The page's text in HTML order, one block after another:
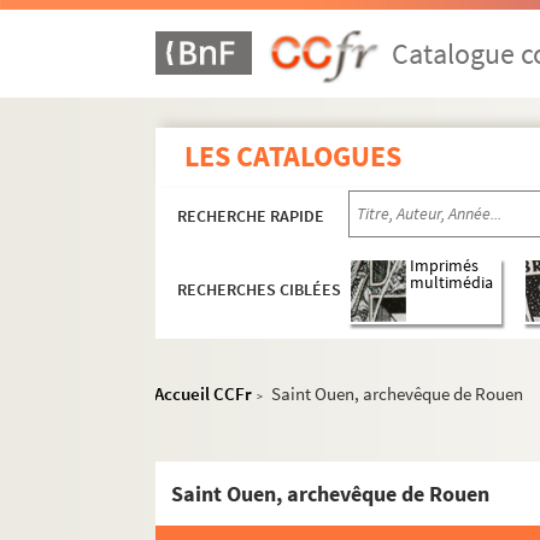
Catalogue
LES CATALOGUES
RECHERCHE RAPIDE
RECHERCHES CIBLÉES
Imprimés
multimédia
Accueil CCFr > Saint Ouen, archevêque de Rouen
Saint Ouen, archevêque de Rouen
H-IMAR-13-1-1 à H-IMAR-13-48-112.